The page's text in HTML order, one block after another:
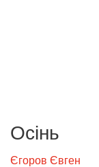
Осінь
Єгоров Євген